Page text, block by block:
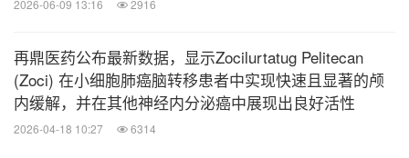
期部分患者入组，并已启动该研究的3期部分。再
Elegrobart（胰岛素样生长因子1受体抑制剂,皮下
注射）：再鼎医药合作伙伴Viridian Therapeutics
2026-06-09 13:16 2916
再鼎医药公布最新数据，显示Zocilurtatug Pelitecan
(Zoci) 在小细胞肺癌脑转移患者中实现快速且显著的颅
内缓解，并在其他神经内分泌癌中展现出良好活性
2026-04-18 10:27 6314